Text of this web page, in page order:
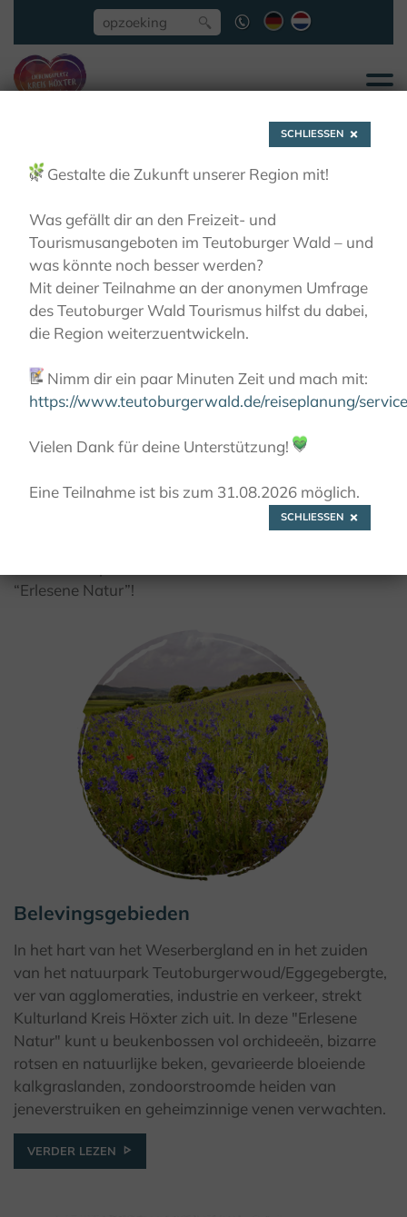
Actief
© @Kulturland Kreis Höxter
Erlesene Natur
“Erlesene Natur”!
© F. Grawe, Kulturland Kreis Höxter
Belevingsgebieden
In het hart van het Weserbergland en in het zuiden
van het natuurpark Teutoburgerwoud/Eggegebergte,
ver van agglomeraties, industrie en verkeer, strekt
Kulturland Kreis Höxter zich uit. In deze "Erlesene
Natur" kunt u beukenbossen vol orchideeën, bizarre
rotsen en natuurlijke beken, gevarieerde bloeiende
kalkgraslanden, zondoorstroomde heiden van
jeneverstruiken en geheimzinnige venen verwachten.
VERDER LEZEN
SCHLIESSEN
🌿 Gestalte die Zukunft unserer Region mit!
Was gefällt dir an den Freizeit- und
Tourismusangeboten im Teutoburger Wald – und
was könnte noch besser werden?
Mit deiner Teilnahme an der anonymen Umfrage
des Teutoburger Wald Tourismus hilfst du dabei,
die Region weiterzuentwickeln.
📝 Nimm dir ein paar Minuten Zeit und mach mit:
https://www.teutoburgerwald.de/reiseplanung/
Vielen Dank für deine Unterstützung! 💚
Eine Teilnahme ist bis zum 31.08.2026 möglich.
SCHLIESSEN